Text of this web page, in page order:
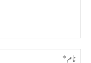
تبصرہ